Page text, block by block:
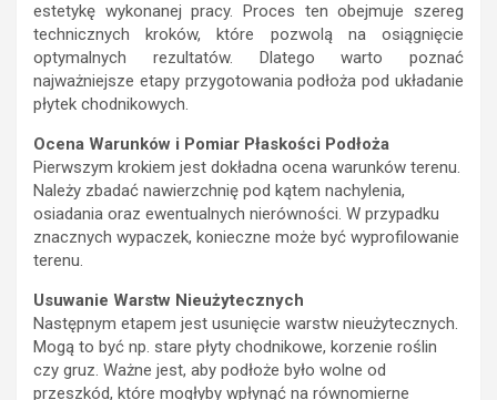
estetykę wykonanej pracy. Proces ten obejmuje szereg
technicznych kroków, które pozwolą na osiągnięcie
optymalnych rezultatów. Dlatego warto poznać
najważniejsze etapy przygotowania podłoża pod układanie
płytek chodnikowych.
Ocena Warunków i Pomiar Płaskości Podłoża
Pierwszym krokiem jest dokładna ocena warunków terenu.
Należy zbadać nawierzchnię pod kątem nachylenia,
osiadania oraz ewentualnych nierówności. W przypadku
znacznych wypaczek, konieczne może być wyprofilowanie
terenu.
Usuwanie Warstw Nieużytecznych
Następnym etapem jest usunięcie warstw nieużytecznych.
Mogą to być np. stare płyty chodnikowe, korzenie roślin
czy gruz. Ważne jest, aby podłoże było wolne od
przeszkód, które mogłyby wpłynąć na równomierne